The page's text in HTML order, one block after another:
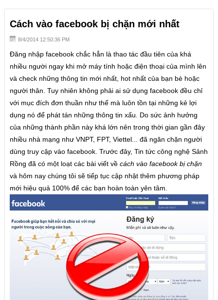
Chắn
Tá lả -
Phỏm
Binh chợ lớn
Cờ úp
Tiến Lên miền nam
Liêng
TIN TỨC
Chơi game
Công nghệ
Cách vào facebook bị chặn mới nhất
8/4/2014 12:50:36 PM
Đăng nhập facebook chắc hẳn là thao tác đầu tiên của khá
nhiều người ngay khi mở máy tính hoặc điện thoại của mình lên
và check những thông tin mới nhất, hot nhất của bạn bè hoặc
người thân. Tuy nhiên không phải ai sử dụng facebook đều chỉ
với mục đích đơn thuần như thế mà luôn tồn tại những kẻ lợi
dụng nó để phát tán những thông tin xấu. Do sức ảnh hưởng
của những thành phần này khá lớn nên trong thời gian gần đây
nhiều nhà mạng như VNPT, FPT, Viettel... đã ngăn chặn người
dùng truy cập vào facebook. Trước đây, Tin tức công nghệ Sảnh
Rồng đã có một loạt các bài viết về cách vào facebook bị chặn
và hôm nay chúng tôi sẽ tiếp tục cập nhật thêm phương pháp
mới hiệu quả 100% để các bạn hoàn toàn yên tâm.